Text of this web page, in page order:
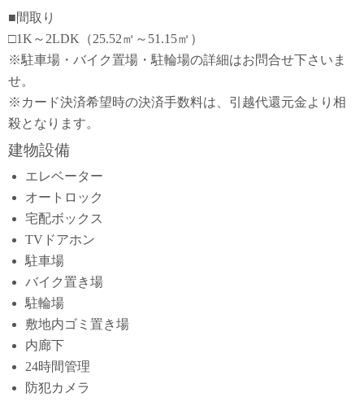
■間取り
□1K～2LDK（25.52㎡～51.15㎡）
※駐車場・バイク置場・駐輪場の詳細はお問合せ下さいま
せ。
※カード決済希望時の決済手数料は、引越代還元金より相
殺となります。
建物設備
エレベーター
オートロック
宅配ボックス
TVドアホン
駐車場
バイク置き場
駐輪場
敷地内ゴミ置き場
内廊下
24時間管理
防犯カメラ